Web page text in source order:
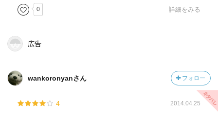
0 詳細をみる
広告
wankoronyanさん フォロー
4 2014.04.25